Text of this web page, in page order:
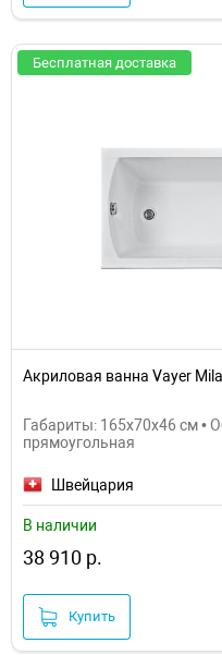
Бесплатная доставка
Акриловая ванна Vayer
Габариты: 165x70x46 см •
прямоугольная
Швейцария
В наличии
38 910 р.
Купить